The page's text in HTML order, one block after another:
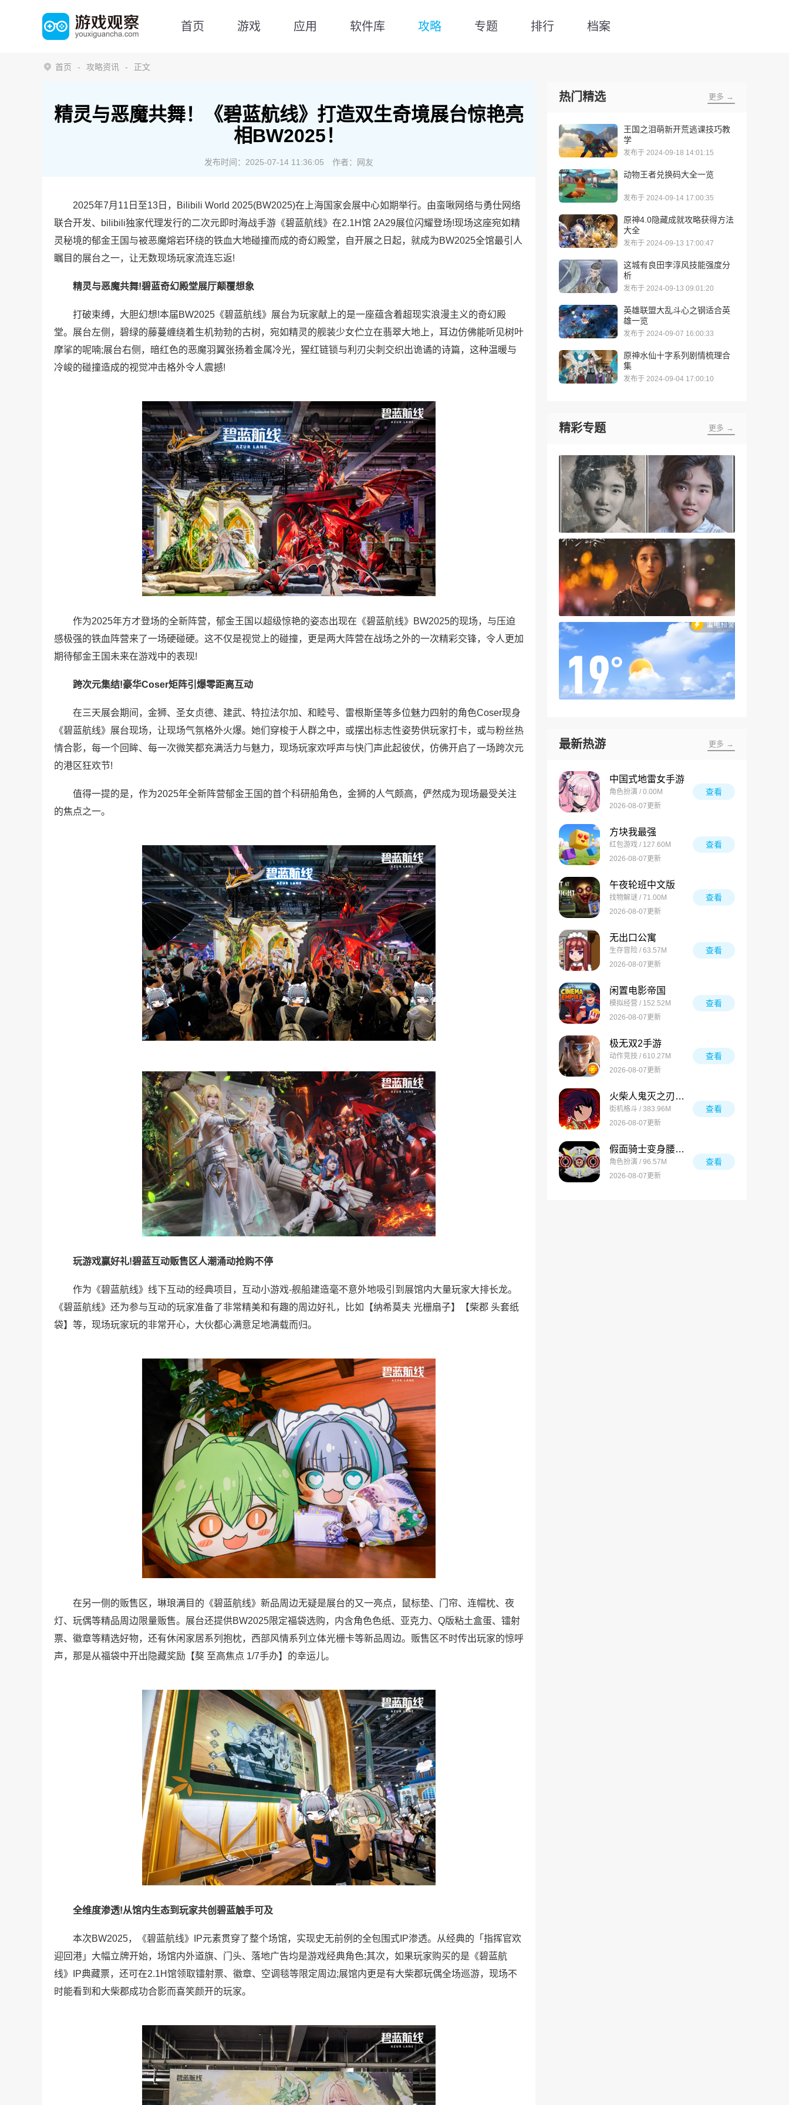
首页 游戏 应用 软件库 攻略 专题 排行 档案
首页 攻略资讯 正文
精灵与恶魔共舞！《碧蓝航线》打造双生奇境展台惊艳亮
相BW2025！
发布时间：2025-07-14 11:36:05 作者：网友
2025年7月11日至13日，Bilibili World 2025(BW2025)在上海国家会展中心如期举行。由蛮啾网络与勇仕网络
联合开发、bilibili独家代理发行的二次元即时海战手游《碧蓝航线》在2.1H馆 2A29展位闪耀登场!现场这座宛如精
灵秘境的郁金王国与被恶魔熔岩环绕的铁血大地碰撞而成的奇幻殿堂，自开展之日起，就成为BW2025全馆最引人
瞩目的展台之一，让无数现场玩家流连忘返!
精灵与恶魔共舞!碧蓝奇幻殿堂展厅颠覆想象
打破束缚，大胆幻想!本届BW2025《碧蓝航线》展台为玩家献上的是一座蕴含着超现实浪漫主义的奇幻殿
堂。展台左侧，碧绿的藤蔓缠绕着生机勃勃的古树，宛如精灵的舰装少女伫立在翡翠大地上，耳边仿佛能听见树叶
摩挲的呢喃;展台右侧，暗红色的恶魔羽翼张扬着金属冷光，猩红链锁与利刃尖刺交织出诡谲的诗篇，这种温暖与
冷峻的碰撞造成的视觉冲击格外令人震撼!
作为2025年方才登场的全新阵营，郁金王国以超级惊艳的姿态出现在《碧蓝航线》BW2025的现场，与压迫
感极强的铁血阵营来了一场硬碰硬。这不仅是视觉上的碰撞，更是两大阵营在战场之外的一次精彩交锋，令人更加
期待郁金王国未来在游戏中的表现!
跨次元集结!豪华Coser矩阵引爆零距离互动
在三天展会期间，金狮、圣女贞德、建武、特拉法尔加、和睦号、雷根斯堡等多位魅力四射的角色Coser现身
《碧蓝航线》展台现场，让现场气氛格外火爆。她们穿梭于人群之中，或摆出标志性姿势供玩家打卡，或与粉丝热
情合影，每一个回眸、每一次微笑都充满活力与魅力，现场玩家欢呼声与快门声此起彼伏，仿佛开启了一场跨次元
的港区狂欢节!
值得一提的是，作为2025年全新阵营郁金王国的首个科研船角色，金狮的人气颇高，俨然成为现场最受关注
的焦点之一。
玩游戏赢好礼!碧蓝互动贩售区人潮涌动抢购不停
作为《碧蓝航线》线下互动的经典项目，互动小游戏-舰船建造毫不意外地吸引到展馆内大量玩家大排长龙。
《碧蓝航线》还为参与互动的玩家准备了非常精美和有趣的周边好礼，比如【纳希莫夫 光栅扇子】【柴郡 头套纸
袋】等，现场玩家玩的非常开心，大伙都心满意足地满载而归。
在另一侧的贩售区，琳琅满目的《碧蓝航线》新品周边无疑是展台的又一亮点，鼠标垫、门帘、连帽枕、夜
灯、玩偶等精品周边限量贩售。展台还提供BW2025限定福袋选购，内含角色色纸、亚克力、Q版粘土盒蛋、镭射
票、徽章等精选好物，还有休闲家居系列抱枕，西部风情系列立体光栅卡等新品周边。贩售区不时传出玩家的惊呼
声，那是从福袋中开出隐藏奖励【獒 至高焦点 1/7手办】的幸运儿。
全维度渗透!从馆内生态到玩家共创碧蓝触手可及
本次BW2025，《碧蓝航线》IP元素贯穿了整个场馆，实现史无前例的全包围式IP渗透。从经典的「指挥官欢
迎回港」大幅立牌开始，场馆内外道旗、门头、落地广告均是游戏经典角色;其次，如果玩家购买的是《碧蓝航
线》IP典藏票，还可在2.1H馆领取镭射票、徽章、空调毯等限定周边;展馆内更是有大柴郡玩偶全场巡游，现场不
时能看到和大柴郡成功合影而喜笑颜开的玩家。
热门精选 更多 →
王国之泪萌新开荒逃课技巧教
学
发布于 2024-09-18 14:01:15
动物王者兑换码大全一览
发布于 2024-09-14 17:00:35
原神4.0隐藏成就攻略获得方法
大全
发布于 2024-09-13 17:00:47
这城有良田李淳风技能强度分
析
发布于 2024-09-13 09:01:20
英雄联盟大乱斗心之钢适合英
雄一览
发布于 2024-09-07 16:00:33
原神水仙十字系列剧情梳理合
集
发布于 2024-09-04 17:00:10
精彩专题 更多 →
最新热游 更多 →
中国式地雷女手游
角色扮演 / 0.00M
2026-08-07更新
查看
方块我最强
红包游戏 / 127.60M
2026-08-07更新
查看
午夜轮班中文版
找物解谜 / 71.00M
2026-08-07更新
查看
无出口公寓
生存冒险 / 63.57M
2026-08-07更新
查看
闲置电影帝国
模拟经营 / 152.52M
2026-08-07更新
查看
极无双2手游
动作竞技 / 610.27M
2026-08-07更新
查看
火柴人鬼灭之刃游戏
街机格斗 / 383.96M
2026-08-07更新
查看
假面骑士变身腰带模拟器合集
角色扮演 / 96.57M
2026-08-07更新
查看